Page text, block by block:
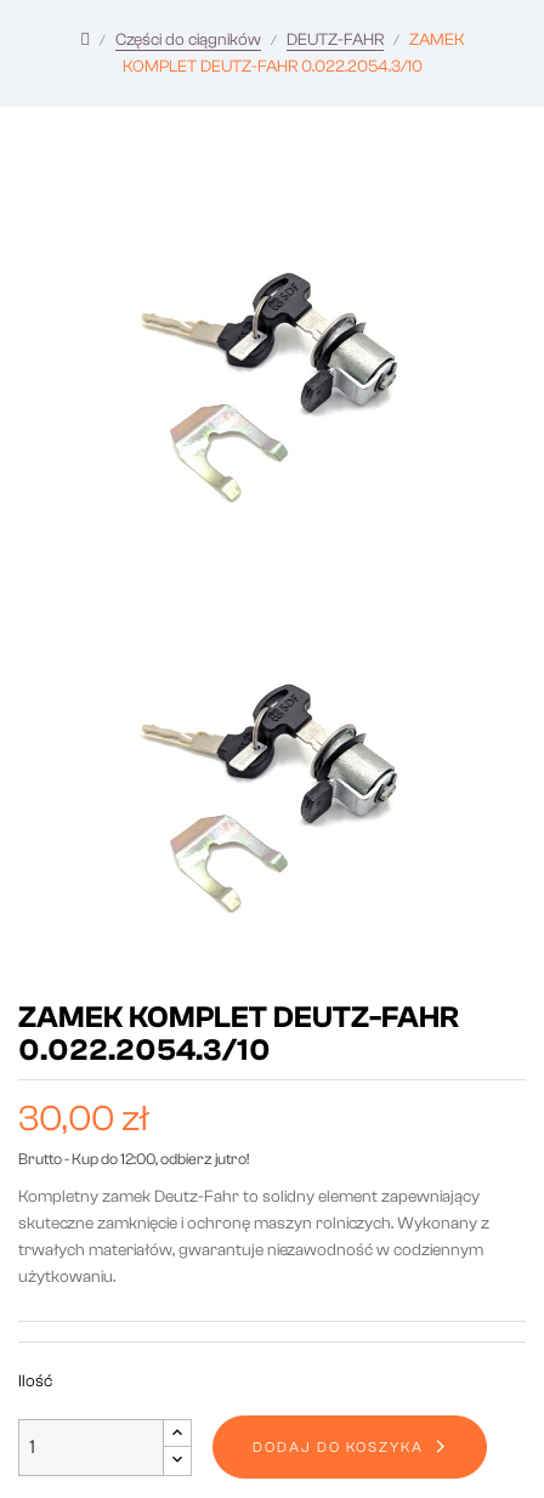
Części do ciągników DEUTZ-FAHR
ZAMEK
KOMPLET DEUTZ-FAHR 0.022.2054.3/10
ZAMEK KOMPLET DEUTZ-FAHR
0.022.2054.3/10
30,00 zł
Brutto- Kup do 12:00, odbierz jutro!
Kompletny zamek Deutz-Fahr to solidny element zapewniający
skuteczne zamknięcie i ochronę maszyn rolniczych. Wykonany z
trwałych materiałów, gwarantuje niezawodność w codziennym
użytkowaniu.
Ilość
DODAJ DO KOSZYKA